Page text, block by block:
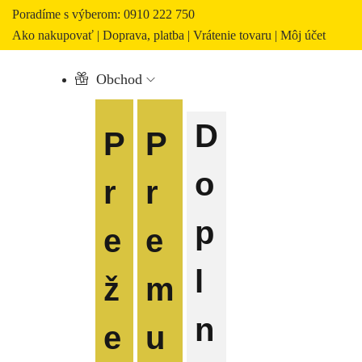
Poradíme s výberom: 0910 222 750
Ako nakupovať | Doprava, platba | Vrátenie tovaru | Môj účet
Obchod
P
r
e
ž
e
P
r
e
m
u
D
o
p
l
n